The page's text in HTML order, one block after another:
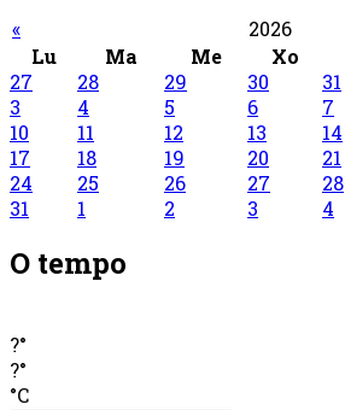
« 2026
Lu
Ma Me Xo
27
28 29 30 31
3
4 5 6 7
10
11 12 13 14
17
18 19 20 21
24
25 26 27 28
31
1 2 3 4
O tempo
?°
?°
°C